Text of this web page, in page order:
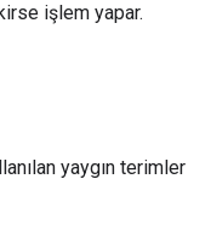
işlem yapar.
yaygın terimler